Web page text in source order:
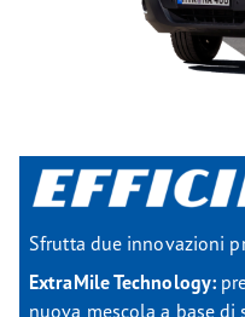
Sfrutta due innovazioni
ExtraMile Technology:
nuova mescola a base di